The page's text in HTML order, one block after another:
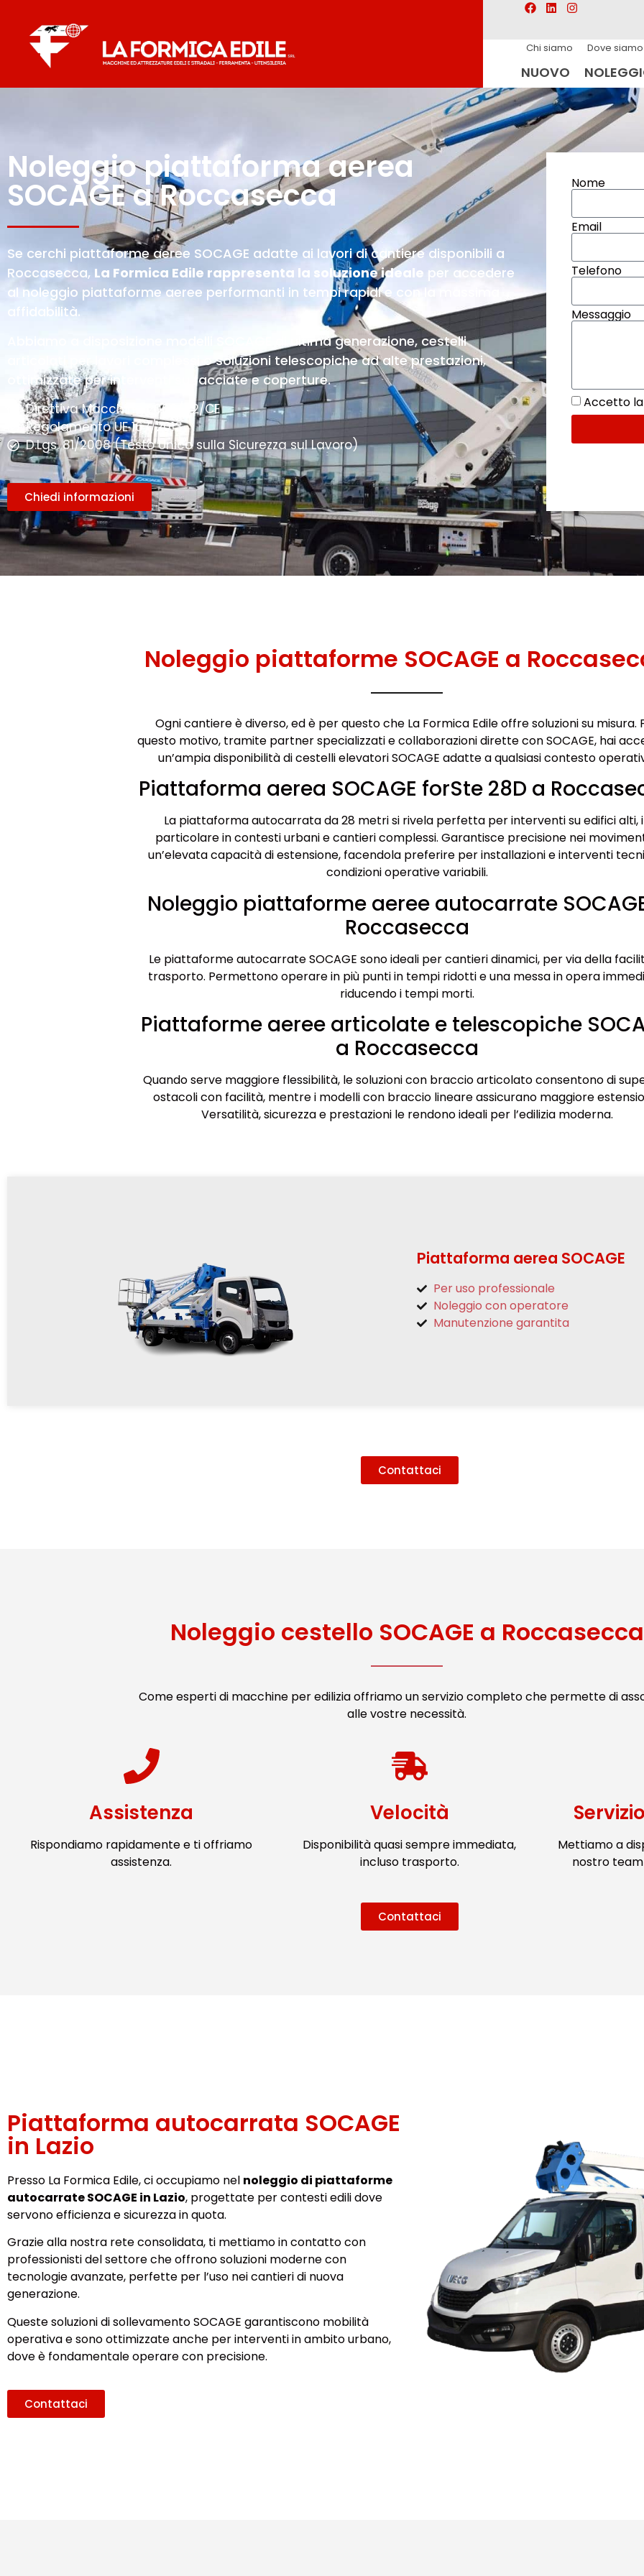
Chi siamo Dove siamo
NUOVO
Noleggio piattaforma aerea
SOCAGE a Roccasecca
Se cerchi piattaforme aeree SOCAGE adatte ai lavori di cantiere disponibili a
Roccasecca, La Formica Edile rappresenta la soluzione ideale per accedere
al noleggio piattaforme aeree performanti in tempi rapidi e con la massima
affidabilità.
Abbiamo a disposizione modelli SOCAGE di ultima generazione, cestelli
articolati per lavori complessi o soluzioni telescopiche ad alte prestazioni,
ottimizzate per interventi su facciate e coperture.
Direttiva Macchine 2006/42/CE
Regolamento UE 167/2013
D.Lgs. 81/2008 (Testo Unico sulla Sicurezza sul Lavoro)
Chiedi informazioni
Nome
Email
Telefono
Messaggio
Accetto
Noleggio piattaforme SOCAGE a
Ogni cantiere è diverso, ed è per questo che La Formica Edile offre soluzioni su misura.
questo motivo, tramite partner specializzati e collaborazioni dirette con SOCAGE, hai
un’ampia disponibilità di cestelli elevatori SOCAGE adatte a qualsiasi contesto
Piattaforma aerea SOCAGE forSte 28D a
La piattaforma autocarrata da 28 metri si rivela perfetta per interventi su edifici alti,
particolare in contesti urbani e cantieri complessi. Garantisce precisione nei
un’elevata capacità di estensione, facendola preferire per installazioni e interventi
condizioni operative variabili.
Noleggio piattaforme aeree autocarrate
Roccasecca
Le piattaforme autocarrate SOCAGE sono ideali per cantieri dinamici, per via della
trasporto. Permettono operare in più punti in tempi ridotti e una messa in opera
riducendo i tempi morti.
Piattaforme aeree articolate e telescopiche
a Roccasecca
Quando serve maggiore flessibilità, le soluzioni con braccio articolato consentono di
ostacoli con facilità, mentre i modelli con braccio lineare assicurano maggiore
Versatilità, sicurezza e prestazioni le rendono ideali per l’edilizia moderna.
Piattaforma aerea SOCAGE
Per uso professionale
Noleggio con operatore
Manutenzione garantita
Contattaci
Noleggio cestello SOCAGE a Roccasecca
Come esperti di macchine per edilizia offriamo un servizio completo che permette di
alle vostre necessità.
Assistenza
Rispondiamo rapidamente e ti offriamo
assistenza.
Velocità
Disponibilità quasi sempre immediata,
incluso trasporto.
Mettiamo a
nostro
Contattaci
Piattaforma autocarrata SOCAGE
in Lazio
Presso La Formica Edile, ci occupiamo nel noleggio di piattaforme
autocarrate SOCAGE in Lazio, progettate per contesti edili dove
servono efficienza e sicurezza in quota.
Grazie alla nostra rete consolidata, ti mettiamo in contatto con
professionisti del settore che offrono soluzioni moderne con
tecnologie avanzate, perfette per l’uso nei cantieri di nuova
generazione.
Queste soluzioni di sollevamento SOCAGE garantiscono mobilità
operativa e sono ottimizzate anche per interventi in ambito urbano,
dove è fondamentale operare con precisione.
Contattaci